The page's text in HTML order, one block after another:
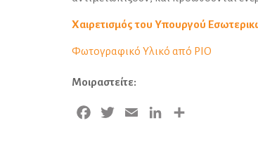
Χαιρετισμός του Υπουργού
Φωτογραφικό Υλικό από PIO
Μοιραστείτε:
Facebook
Twitter Email LinkedIn